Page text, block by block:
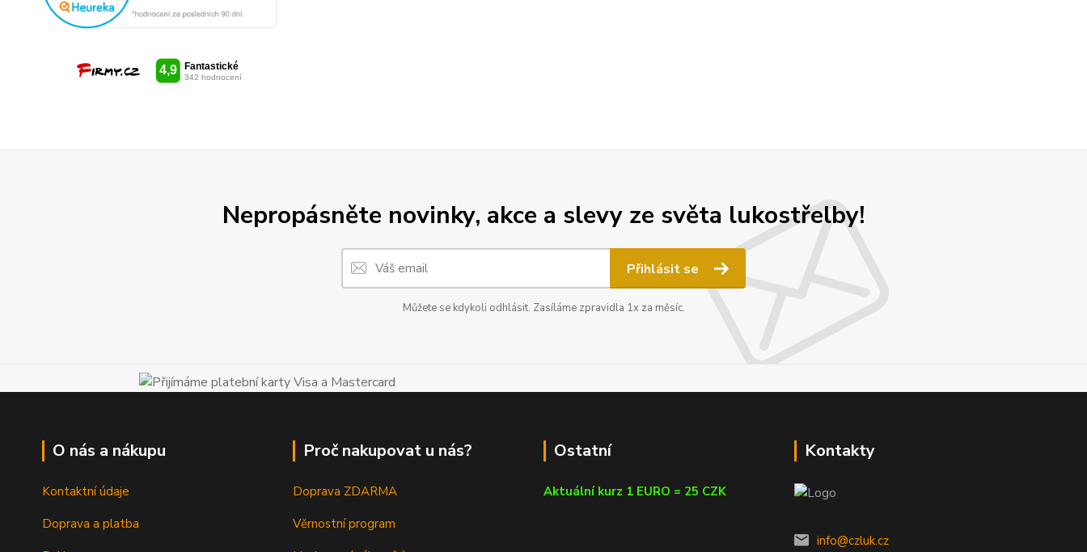
Nepropásněte novinky, akce a slevy ze světa lukostřelby!
Přihlásit se
Můžete se kdykoli odhlásit. Zasíláme zpravidla 1x za měsíc.
O nás a nákupu
Kontaktní údaje
Doprava a platba
Proč nakupovat u nás?
Doprava ZDARMA
Věrnostní program
Ostatní
Aktuální kurz 1 EURO = 25 CZK
Kontakty
info@czluk.cz